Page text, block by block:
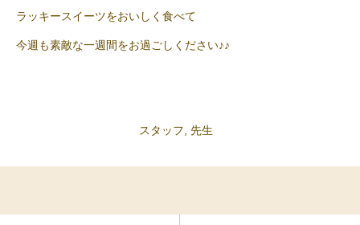
ラッキースイーツをおいしく食べて
今週も素敵な一週間をお過ごしください♪♪
スタッフ 先生